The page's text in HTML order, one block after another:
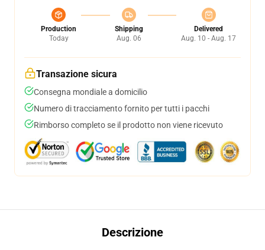
Production
Today
Shipping
Aug. 06
Delivered
Aug. 10 - Aug. 17
Transazione sicura
Consegna mondiale a domicilio
Numero di tracciamento fornito per tutti i pacchi
Rimborso completo se il prodotto non viene ricevuto
Descrizione